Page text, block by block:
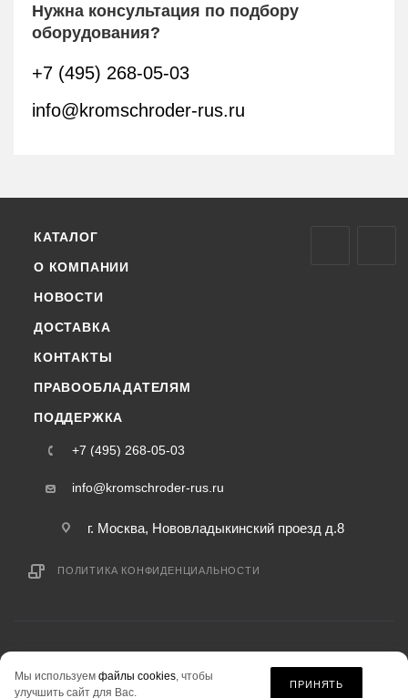
Нужна консультация по подбору
оборудования?
+7 (495) 268-05-03
info@kromschroder-rus.ru
КАТАЛОГ
О КОМПАНИИ
НОВОСТИ
ДОСТАВКА
КОНТАКТЫ
ПРАВООБЛАДАТЕЛЯМ
ПОДДЕРЖКА
+7 (495) 268-05-03
info@kromschroder-rus.ru
г. Москва, Нововладыкинский проезд д.8
ПОЛИТИКА КОНФИДЕНЦИАЛЬНОСТИ
информация на сайте «kromschroder-rus.ru» не является публичной офертой.
Мы используем файлы cookies, чтобы
улучшить сайт для Вас.
ПРИНЯТЬ